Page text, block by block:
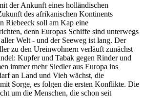
der Ankunft eines holländischen
des afrikanischen Kontinents
Riebeeck soll am Kap eine
denn Europas Schiffe sind unterwegs
Welt - und der Seeweg ist lang. Der
zu den Ureinwohnern verläuft zunächst
Kupfer und Tabak gegen Rinder und
immer mehr Siedler aus Europa ins
an Land und Vieh wächst, die
Sorge, es folgen die ersten Konflikte. Die
um die Menschen, die schon seit